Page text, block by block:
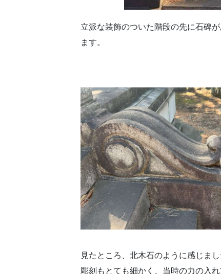
立派な装飾のついた階段の先に石碑
ます。
見たところ、北木石のように感じま
彫刻もとても細かく、当時の力の入